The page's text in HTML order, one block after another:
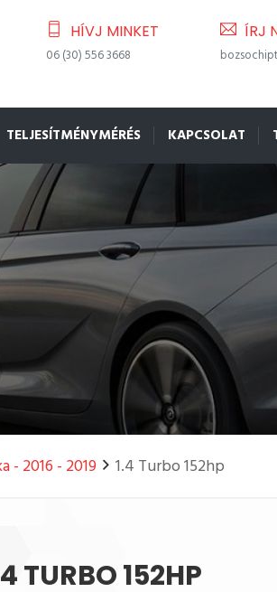
HÍVJ MINKET
06 (30) 556 3668
ÍRJ
TELJESÍTMÉNYMÉRÉS KAPCSOLAT
- 2016 - 2019 1.4 Turbo 152hp
TURBO 152HP